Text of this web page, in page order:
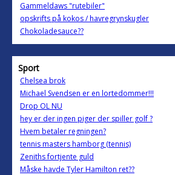
Gammeldaws "rutebiler"
opskrifts på kokos / havregrynskugler
Chokoladesauce??
Sport
Chelsea brok
Michael Svendsen er en lortedommer!!!
Drop OL NU
hey er der ingen piger der spiller golf ?
Hvem betaler regningen?
tennis masters hamborg (tennis)
Zeniths fortjente guld
Måske havde Tyler Hamilton ret??